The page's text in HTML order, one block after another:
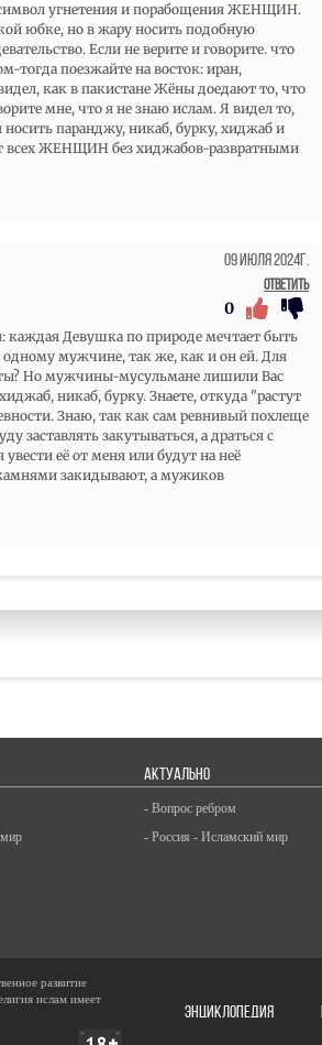
угнетения и порабощения ЖЕНЩИН.
юбке, но в жару носить подобную
Если не верите и говорите. что
тогда поезжайте на восток: иран,
как в пакистане Жёны доедают то, что
мне, что я не знаю ислам. Я видел то,
паранджу, никаб, бурку, хиджаб и
всех ЖЕНЩИН без хиджабов-развратными
09 Июля 2024г.
Ответить
0
каждая Девушка по природе мечтает быть
одному мужчине, так же, как и он ей. Для
Но мужчины-мусульмане лишили Вас
никаб, бурку. Знаете, откуда "растут
Знаю, так как сам ревнивый похлеще
заставлять закутываться, а драться с
её от меня или будут на неё
закидывают, а мужиков
АКТУАЛЬНО
- Вопрос ребром
- Россия - Исламский мир
развитие
ислам имеет
ЭНЦИКЛОПЕДИЯ